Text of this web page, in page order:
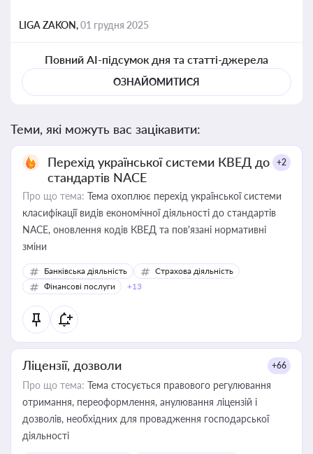
LIGA ZAKON,01 грудня 2025
Повний AI-підсумок дня та статті-джерела
ОЗНАЙОМИТИСЯ
Теми, які можуть вас зацікавити:
Перехід української системи КВЕД до
стандартів NACE
+2
Про що тема: Тема охоплює перехід української системи
класифікації видів економічної діяльності до стандартів
NACE, оновлення кодів КВЕД та пов'язані нормативні
зміни
Банківська діяльність
Страхова діяльність
Фінансові послуги
+13
Ліцензії, дозволи +66
Про що тема: Тема стосується правового регулювання
отримання, переоформлення, анулювання ліцензій і
дозволів, необхідних для провадження господарської
діяльності